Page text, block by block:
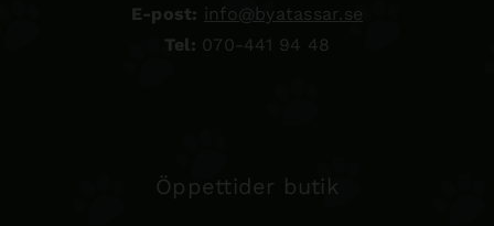
E-post: info@byatassar.se
Tel: 070-441 94 48
Öppettider butik